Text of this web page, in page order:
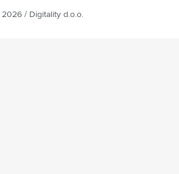
2026 / Digitality d.o.o.